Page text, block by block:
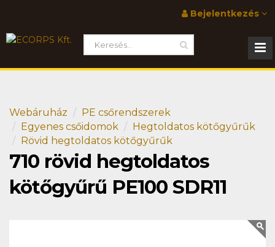
Bejelentkezés
Webáruház
PE csőrendszerek
Egyenes csőidomok
Hegtoldatos kötőgyűrűk
Rövid hegtoldatos kötőgyűrűk
710 rövid hegtoldatos
kötőgyűrű PE100 SDR11